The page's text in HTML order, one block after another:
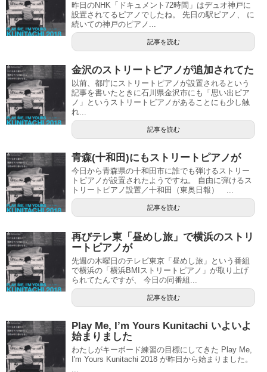
昨日のNHK「ドキュメント72時間」はデュオ神戸に
設置されてるピアノでしたね。 先日の駅ピアノ、 に
続いての神戸のピアノ...
記事を読む
金沢のストリートピアノが追加されてた
以前、都庁にストリートピアノが設置されるという
記事を書いたときに石川県金沢市にも「思い出ピア
ノ」というストリートピアノがあることにも少し触
れ...
記事を読む
青森(十和田)にもストリートピアノが
今日から青森県の十和田市に誰でも弾けるストリー
トピアノが設置されたようですね。 自由に弾けるス
トリートピアノ設置／十和田（東奥日報） ...
記事を読む
再びテレ東「昼めし旅」で横浜のストリ
ートピアノが
先週の木曜日のテレビ東京「昼めし旅」という番組
で横浜の「横浜BMIストリートピアノ」が取り上げ
られてたんですが、 今日の同番組...
記事を読む
Play Me, I’m Yours Kunitachi いよいよ
始まりました
わたしがキーボード練習の目標にしてきた Play Me,
I'm Yours Kunitachi 2018 が昨日から始まりました。
...